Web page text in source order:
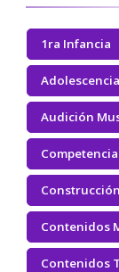
1ra Infancia
Audición
Contenidos
Contenidos